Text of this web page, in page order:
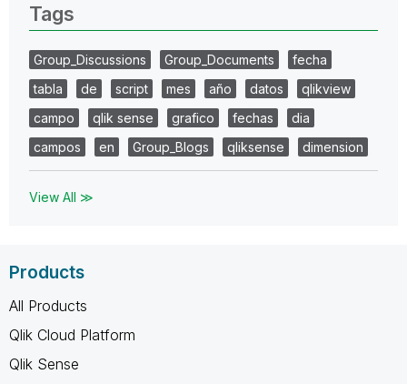
Tags
Group_Discussions Group_Documents
fecha
tabla
de script mes año datos
qlikview
campo
qlik sense grafico fechas
dia
campos
en Group_Blogs qliksense dimension
View All ≫
Products
All Products
Qlik Cloud Platform
Qlik Sense